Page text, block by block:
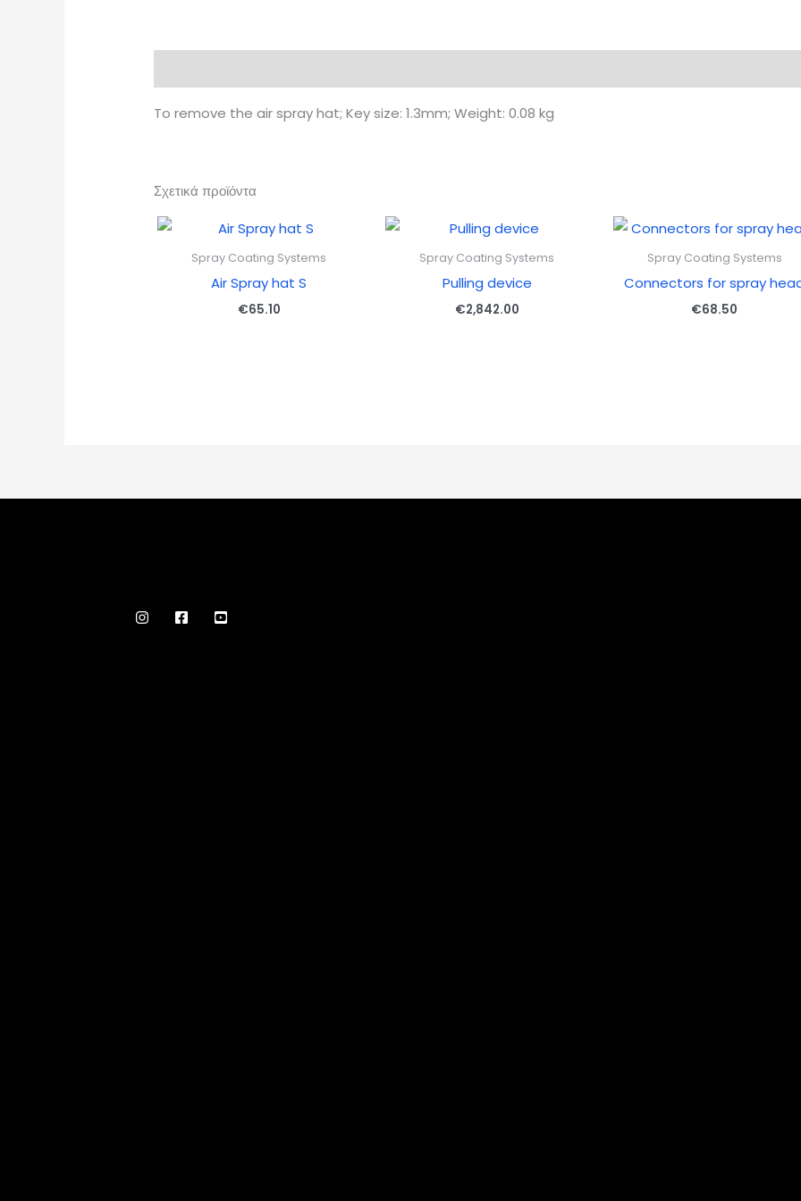
To remove the air spray hat; Key size: 1.3mm; Weight: 0.08 kg
Σχετικά προϊόντα
Spray Coating Systems
Air Spray hat S
€65.10
Spray Coating Systems
Pulling device
€2,842.00
Spray Coating Systems
Connectors for spray
€68.50